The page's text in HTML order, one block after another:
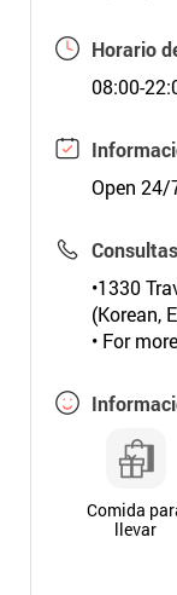
Horario
08:00-
Open 24/
Consultas
•1330
(Korean,
• For
Comida
llevar